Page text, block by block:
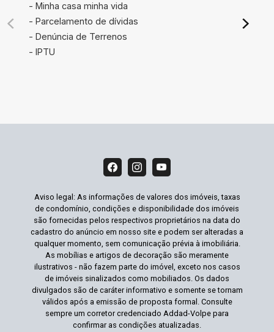
- Minha casa minha vida
- Parcelamento de dívidas
- Denúncia de Terrenos
- IPTU
Aviso legal: As informações de valores dos imóveis, taxas
de condomínio, condições e disponibilidade dos imóveis
são fornecidas pelos respectivos proprietários na data do
cadastro do anúncio em nosso site e podem ser alteradas a
qualquer momento, sem comunicação prévia à imobiliária.
As mobílias e artigos de decoração são meramente
ilustrativos - não fazem parte do imóvel, exceto nos casos
de imóveis sinalizados como mobiliados. Os dados
divulgados são de caráter informativo e somente se tornam
válidos após a emissão de proposta formal. Consulte
sempre um corretor credenciado Addad-Volpe para
confirmar as condições atualizadas.